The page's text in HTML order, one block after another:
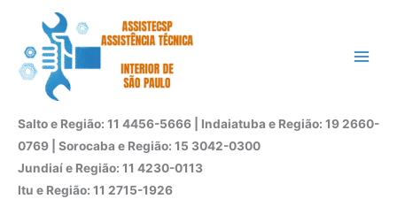
conteúdo
Salto e Região: 11 4456-5666 | Indaiatuba e Região: 19 2660-
0769 | Sorocaba e Região: 15 3042-0300
Jundiaí e Região: 11 4230-0113
Itu e Região: 11 2715-1926